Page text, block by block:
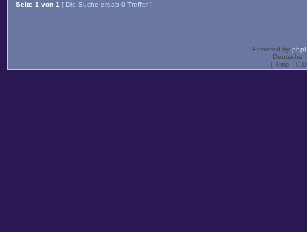
Seite 1 von 1 [ Die Suche ergab 0 Treffer ]
Powered by
Deutsche
[ Time :